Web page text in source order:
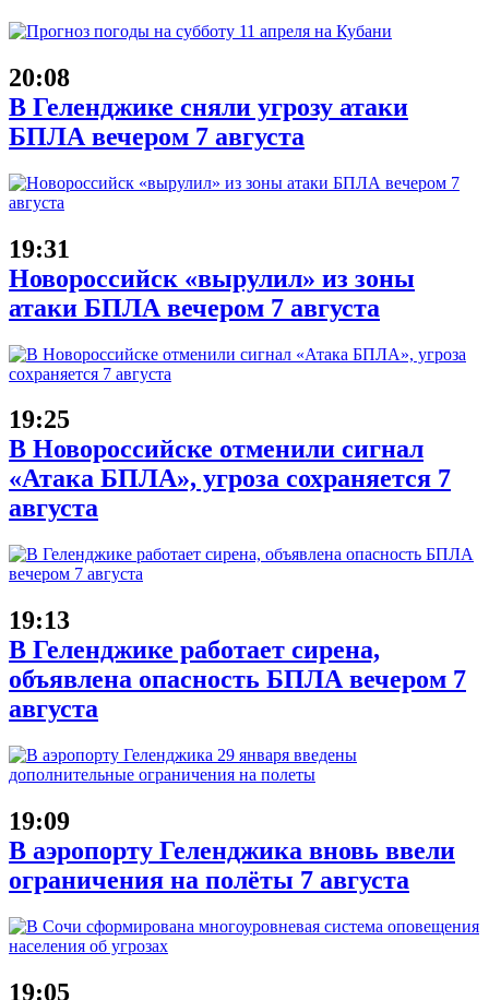
20:08
В Геленджике сняли угрозу атаки
БПЛА вечером 7 августа
19:31
Новороссийск «вырулил» из зоны
атаки БПЛА вечером 7 августа
19:25
В Новороссийске отменили сигнал
«Атака БПЛА», угроза сохраняется 7
августа
19:13
В Геленджике работает сирена,
объявлена опасность БПЛА вечером 7
августа
19:09
В аэропорту Геленджика вновь ввели
ограничения на полёты 7 августа
19:05